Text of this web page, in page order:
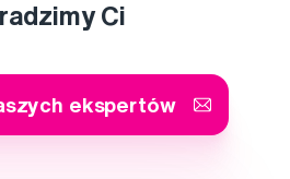
Ci
ekspertów